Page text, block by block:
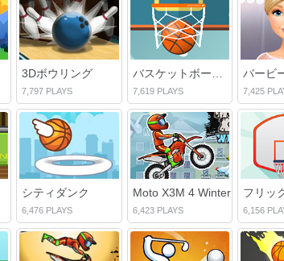
3Dボウリング
7,797 PLAYS
バスケットボールFrvr
7,619 PLAYS 7,425
シティダンク
6,476 PLAYS
Moto X3M 4 Winter
6,423 PLAYS 6,156